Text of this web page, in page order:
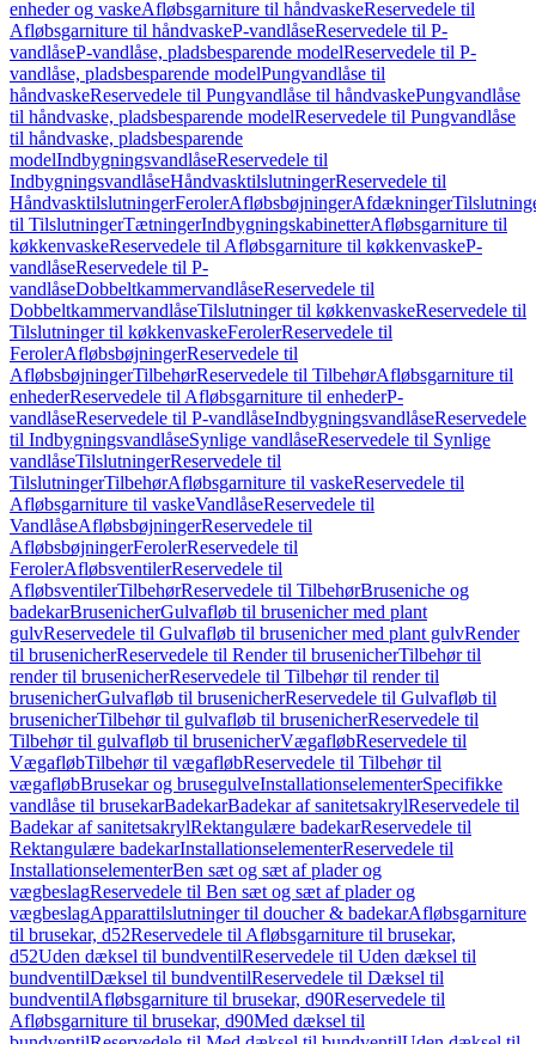
enheder og vaskeAfløbsgarniture til håndvaskeReservedele til
Afløbsgarniture til håndvaskeP-vandlåseReservedele til P-
vandlåseP-vandlåse, pladsbesparende modelReservedele til P-
vandlåse, pladsbesparende modelPungvandlåse til
håndvaskeReservedele til Pungvandlåse til håndvaskePungvandlåse
til håndvaske, pladsbesparende modelReservedele til Pungvandlåse
til håndvaske, pladsbesparende
modelIndbygningsvandlåseReservedele til
IndbygningsvandlåseHåndvasktilslutningerReservedele til
HåndvasktilslutningerFerolerAfløbsbøjningerAfdækninger
til TilslutningerTætningerIndbygningskabinetterAfløbsgarniture til
køkkenvaskeReservedele til Afløbsgarniture til køkkenvaskeP-
vandlåseReservedele til P-
vandlåseDobbeltkammervandlåseReservedele til
DobbeltkammervandlåseTilslutninger til køkkenvaskeReservedele til
Tilslutninger til køkkenvaskeFerolerReservedele til
FerolerAfløbsbøjningerReservedele til
AfløbsbøjningerTilbehørReservedele til TilbehørAfløbsgarniture til
enhederReservedele til Afløbsgarniture til enhederP-
vandlåseReservedele til P-vandlåseIndbygningsvandlåseReservedele
til IndbygningsvandlåseSynlige vandlåseReservedele til Synlige
vandlåseTilslutningerReservedele til
TilslutningerTilbehørAfløbsgarniture til vaskeReservedele til
Afløbsgarniture til vaskeVandlåseReservedele til
VandlåseAfløbsbøjningerReservedele til
AfløbsbøjningerFerolerReservedele til
FerolerAfløbsventilerReservedele til
AfløbsventilerTilbehørReservedele til TilbehørBruseniche og
badekarBrusenicherGulvafløb til brusenicher med plant
gulvReservedele til Gulvafløb til brusenicher med plant gulvRender
til brusenicherReservedele til Render til brusenicherTilbehør til
render til brusenicherReservedele til Tilbehør til render til
brusenicherGulvafløb til brusenicherReservedele til Gulvafløb til
brusenicherTilbehør til gulvafløb til brusenicherReservedele til
Tilbehør til gulvafløb til brusenicherVægafløbReservedele til
VægafløbTilbehør til vægafløbReservedele til Tilbehør til
vægafløbBrusekar og brusegulveInstallationselementerSpecifikke
vandlåse til brusekarBadekarBadekar af sanitetsakrylReservedele til
Badekar af sanitetsakrylRektangulære badekarReservedele til
Rektangulære badekarInstallationselementerReservedele til
InstallationselementerBen sæt og sæt af plader og
vægbeslagReservedele til Ben sæt og sæt af plader og
vægbeslagApparattilslutninger til doucher & badekarAfløbsgarniture
til brusekar, d52Reservedele til Afløbsgarniture til brusekar,
d52Uden dæksel til bundventilReservedele til Uden dæksel til
bundventilDæksel til bundventilReservedele til Dæksel til
bundventilAfløbsgarniture til brusekar, d90Reservedele til
Afløbsgarniture til brusekar, d90Med dæksel til